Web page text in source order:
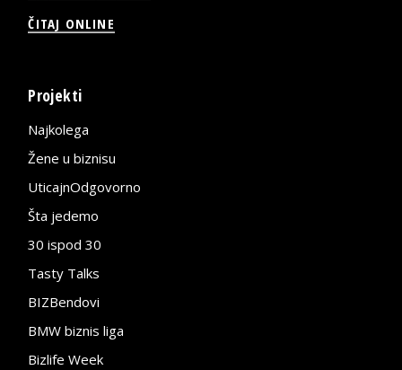
ČITAJ ONLINE
Projekti
Najkolega
Žene u biznisu
UticajnOdgovorno
Šta jedemo
30 ispod 30
Tasty Talks
BIZBendovi
BMW biznis liga
Bizlife Week